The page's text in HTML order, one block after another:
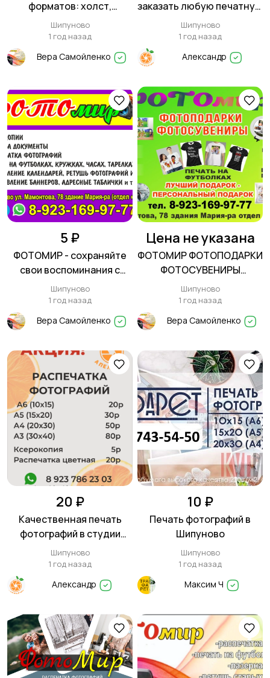
форматов: холст,
фотографии и плакаты,
плоттерная резка
Шипуново
1 год назад
Вера Самойленко
заказать любую печатную
продукцию
Шипуново
1 год назад
Александр
5 ₽
ФОТОМИР - сохраняйте
свои воспоминания с
нами!
Шипуново
1 год назад
Вера Самойленко
Цена не указана
ФОТОМИР ФОТОПОДАРКИ
ФОТОСУВЕНИРЫ
ФОТОПЕЧАТЬ
Шипуново
1 год назад
Вера Самойленко
20 ₽
Качественная печать
фотографий в студии
Апельсин
Шипуново
1 год назад
Александр
10 ₽
Печать фотографий в
Шипуново
Шипуново
1 год назад
Максим Ч